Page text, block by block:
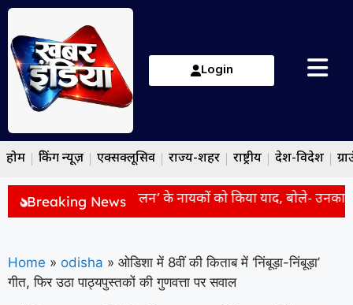
Login
होम ब्रेकिंग न्यूज़ एक्सक्लूसिव राज्य-शहर राष्ट्रीय देश-विदेश
Breaking News
ने ‘भारत छोड़ो आंदोलन’ के नायकों को किया याद, बोले- उनका
Home » odisha » ओडिशा में 8वीं की किताब में ‘निंबूड़ा-निंबूड़ा’
गीत, फिर उठा पाठ्यपुस्तकों की गुणवत्ता पर सवाल